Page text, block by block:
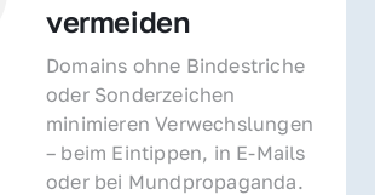
vermeiden
Domains ohne Bindestriche
oder Sonderzeichen
minimieren Verwechslungen
– beim Eintippen, in E-Mails
oder bei Mundpropaganda.